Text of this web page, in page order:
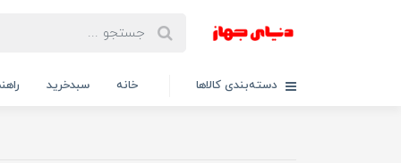
دسته‌بندی کالاها خانه سبدخرید